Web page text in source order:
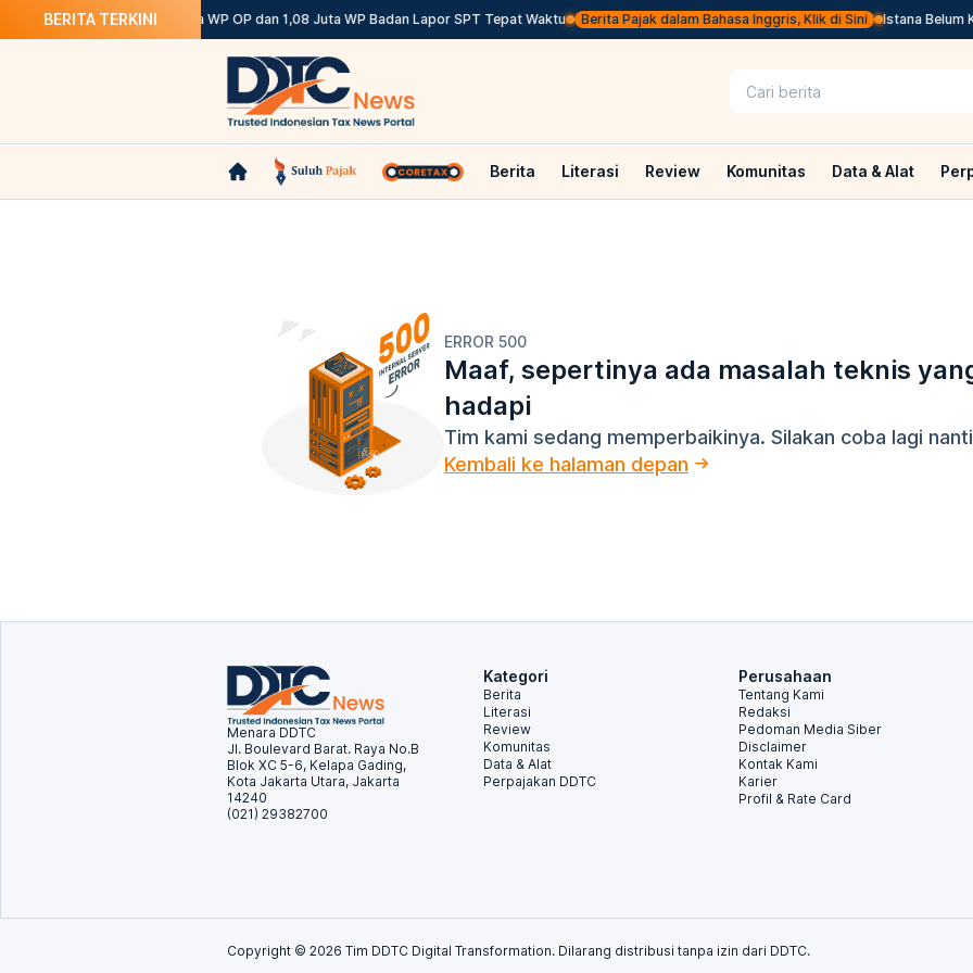
BERITA TERKINIDJP: 12,12 Juta WP OP dan 1,08 Juta WP Badan Lapor SPT Tepat Waktu Berita Pajak dalam Bahasa Inggris, Klik di Sini Istana Belum
Berita Literasi Review Komunitas Data & Alat
ERROR 500
Maaf, sepertinya ada masalah teknis
hadapi
Tim kami sedang memperbaikinya. Silakan coba lagi
Kembali ke halaman depan
Menara DDTC
Jl. Boulevard Barat. Raya No.B
Blok XC 5-6, Kelapa Gading,
Kota Jakarta Utara, Jakarta
14240
(021) 29382700
Kategori
Berita
Literasi
Review
Komunitas
Data & Alat
Perpajakan DDTC
Perusahaan
Tentang Kami
Redaksi
Pedoman Media Siber
Disclaimer
Kontak Kami
Karier
Profil & Rate Card
Copyright © 2026 Tim DDTC Digital Transformation. Dilarang distribusi tanpa izin dari DDTC.